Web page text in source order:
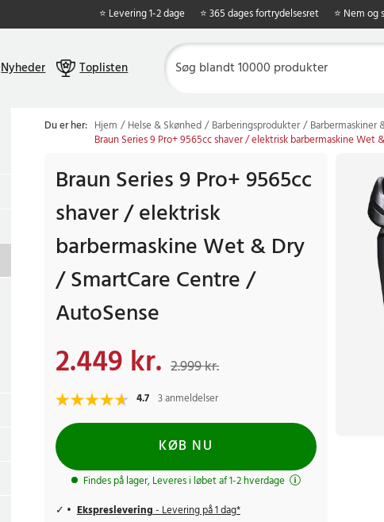
⭐ Levering 1-2 dage ⭐ 365 dages fortrydelsesret ⭐ Nem
Nyheder Toplisten
Du er her: Hjem Helse & Skønhed Barberingsprodukter
Braun Series 9 Pro+ 9565cc shaver / elektrisk barbermaskine Wet
Braun Series 9 Pro+ 9565cc
shaver / elektrisk
barbermaskine Wet & Dry
/ SmartCare Centre /
AutoSense
Nuværende pris:
2.449 kr. 2.999 kr.
4.7 3 anmeldelser
KØB NU
Findes på lager, Leveres i løbet af 1-2 hverdage
Ekspreslevering- Levering på 1 dag*